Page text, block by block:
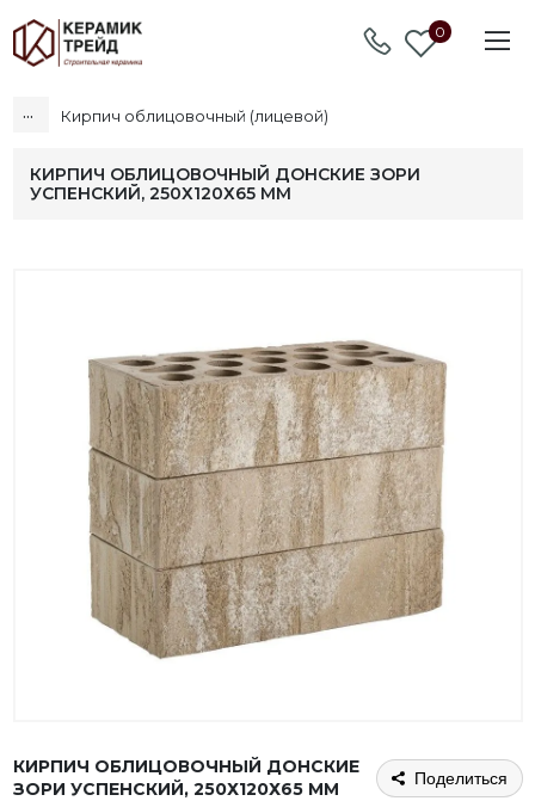
0
... Кирпич облицовочный (лицевой)
КИРПИЧ ОБЛИЦОВОЧНЫЙ ДОНСКИЕ ЗОРИ
УСПЕНСКИЙ, 250Х120Х65 ММ
КИРПИЧ ОБЛИЦОВОЧНЫЙ ДОНСКИЕ
ЗОРИ УСПЕНСКИЙ, 250Х120Х65 ММ
Поделиться